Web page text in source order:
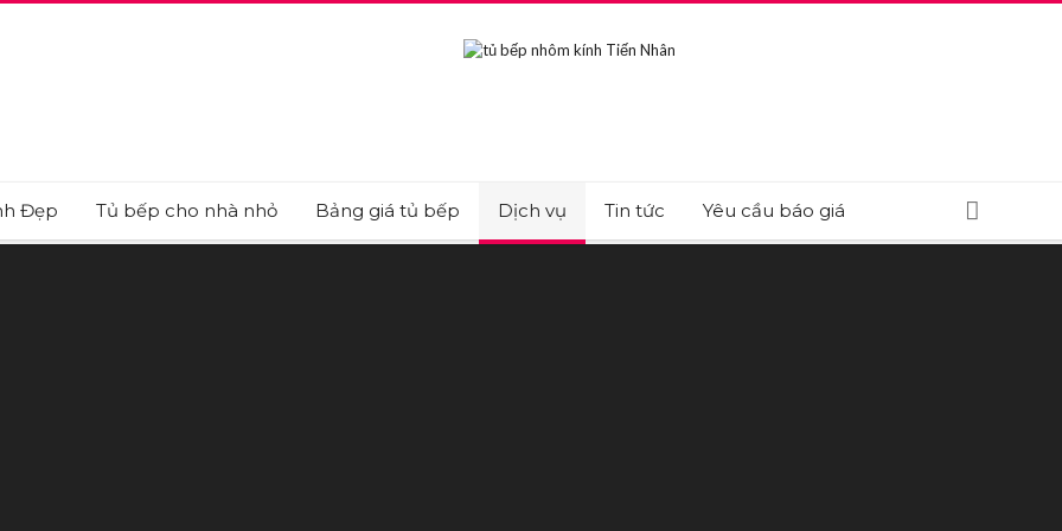
Đẹp Tủ bếp cho nhà nhỏ Bảng giá tủ bếp Dịch vụ Tin tức Yêu cầu báo giá